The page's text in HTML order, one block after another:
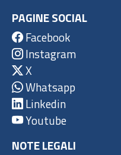
PAGINE SOCIAL
Facebook
Instagram
X
Whatsapp
Linkedin
Youtube
NOTE LEGALI